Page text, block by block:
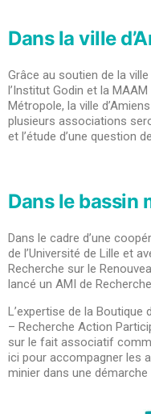
Dans la ville
Grâce au soutien de la
l’Institut Godin et la
Métropole, la ville
plusieurs associations
et l’étude d’une question
Dans le bassin
Dans le cadre d’une
de l’Université de Lille et
Recherche sur le
lancé un AMI de
L’expertise de la
– Recherche Action
sur le fait associatif
ici pour accompagner les
minier dans une